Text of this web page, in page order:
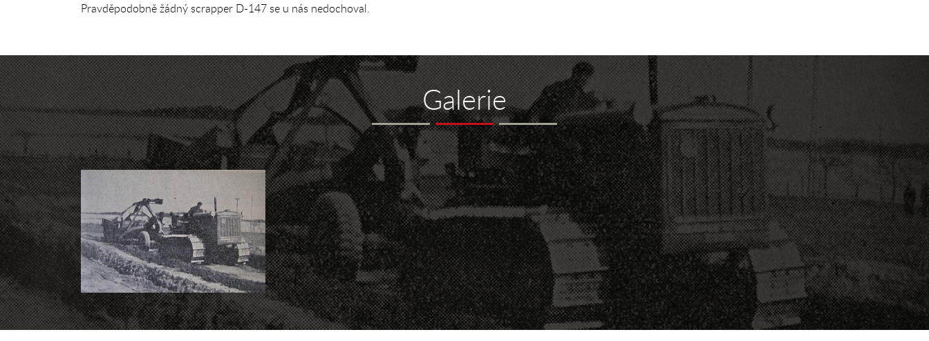
Pravděpodobně žádný scrapper D-147 se u nás nedochoval.
Galerie